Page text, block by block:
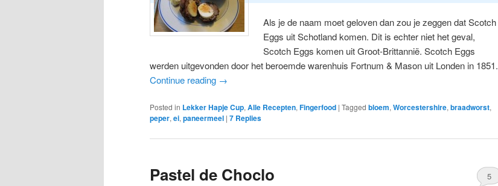
Als je de naam moet geloven dan zou je zeggen dat Scotch
Eggs uit Schotland komen. Dit is echter niet het geval,
Scotch Eggs komen uit Groot-Brittannië. Scotch Eggs
werden uitgevonden door het beroemde warenhuis Fortnum & Mason uit Londen in 1851.
Continue reading →
Posted in Lekker Hapje Cup, Alle Recepten, Fingerfood | Tagged bloem, Worcestershire, braadworst,
peper, ei, paneermeel | 7 Replies
Pastel de Choclo 5